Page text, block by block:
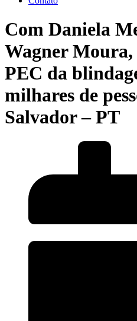
Com Daniela
Wagner
PEC da
milhares de
Salvador – PT